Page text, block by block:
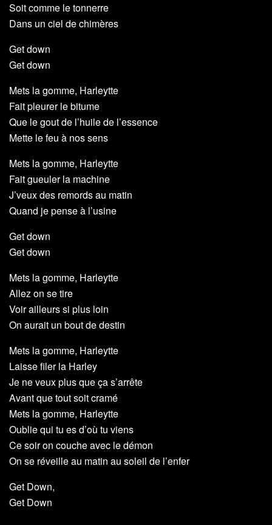
Soit comme le tonnerre
Dans un ciel de chimères
Get down
Get down
Mets la gomme, Harleytte
Fait pleurer le bitume
Que le gout de l’huile de l’essence
Mette le feu à nos sens
Mets la gomme, Harleytte
Fait gueuler la machine
J’veux des remords au matin
Quand je pense à l’usine
Get down
Get down
Mets la gomme, Harleytte
Allez on se tire
Voir ailleurs si plus loin
On aurait un bout de destin
Mets la gomme, Harleytte
Laisse filer la Harley
Je ne veux plus que ça s’arrête
Avant que tout soit cramé
Mets la gomme, Harleytte
Oublie qui tu es d’où tu viens
Ce soir on couche avec le démon
On se réveille au matin au soleil de l’enfer
Get Down,
Get Down